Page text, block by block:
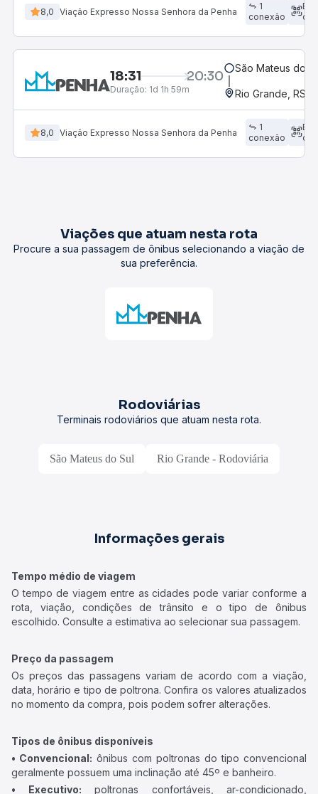
8,0 Viação Expresso Nossa Senhora da Penha
1
conexão
18:31 20:30
Duração: 1d 1h 59m
São Mateus do
Rio Grande, RS -
8,0 Viação Expresso Nossa Senhora da Penha
1
conexão
Viações que atuam nesta rota
Procure a sua passagem de ônibus selecionando a viação de
sua preferência.
Rodoviárias
Terminais rodoviários que atuam nesta rota.
São Mateus do Sul Rio Grande - Rodoviária
Informações gerais
Tempo médio de viagem
O tempo de viagem entre as cidades pode variar conforme a
rota, viação, condições de trânsito e o tipo de ônibus
escolhido. Consulte a estimativa ao selecionar sua passagem.
Preço da passagem
Os preços das passagens variam de acordo com a viação,
data, horário e tipo de poltrona. Confira os valores atualizados
no momento da compra, pois podem sofrer alterações.
Tipos de ônibus disponíveis
• Convencional: ônibus com poltronas do tipo convencional
geralmente possuem uma inclinação até 45º e banheiro.
• Executivo: poltronas confortáveis, ar-condicionado,